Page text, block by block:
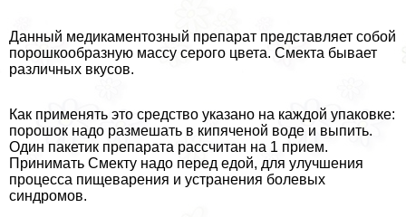
Данный медикаментозный препарат представляет собой
порошкообразную массу серого цвета. Смекта бывает
различных вкусов.
Как применять это средство указано на каждой упаковке:
порошок надо размешать в кипяченой воде и выпить.
Один пакетик препарата рассчитан на 1 прием.
Принимать Смекту надо перед едой, для улучшения
процесса пищеварения и устранения болевых
синдромов.